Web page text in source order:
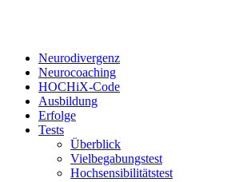
Neurodivergenz
Neurocoaching
HOCHiX-Code
Ausbildung
Erfolge
Tests
Überblick
Vielbegabungstest
Hochsensibilitätstest